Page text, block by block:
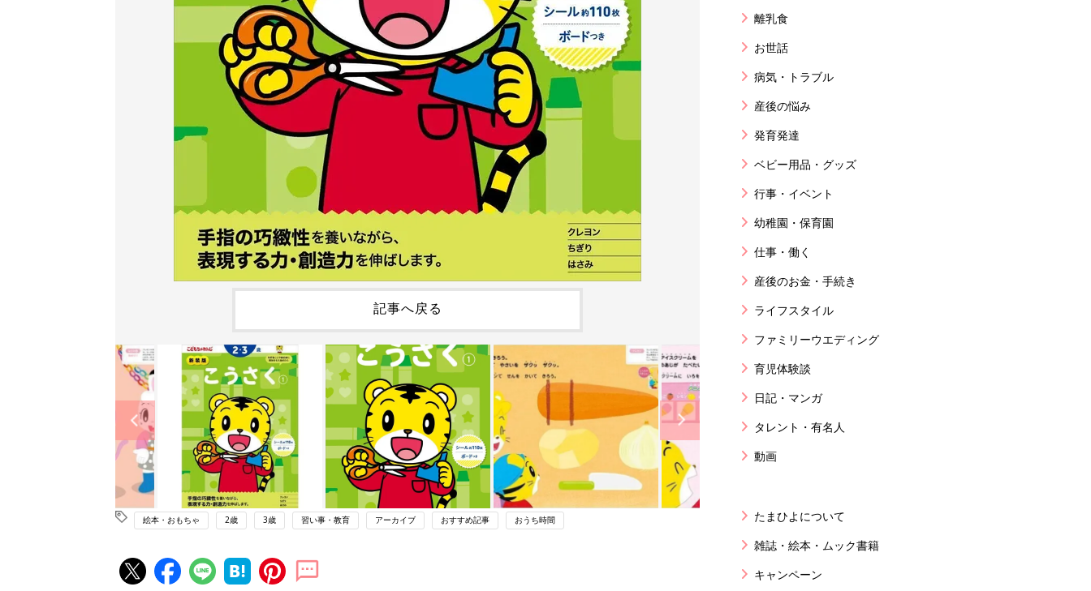
記事へ戻る
絵本・おもちゃ 2歳 3歳 習い事・教育 アーカイブ おすすめ記事 おうち時間
離乳食
お世話
病気・トラブル
産後の悩み
発育発達
ベビー用品・グッズ
行事・イベント
幼稚園・保育園
仕事・働く
産後のお金・手続き
ライフスタイル
ファミリーウエディング
育児体験談
日記・マンガ
タレント・有名人
動画
たまひよについて
雑誌・絵本・ムック書籍
キャンペーン